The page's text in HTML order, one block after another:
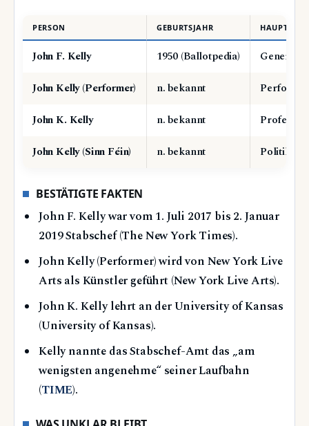
PERSON GEBURTSJAHR
John F. Kelly 1950 (Ballotpedia)
General,
John Kelly (Performer)
n. bekannt
John K. Kelly
n. bekannt
John Kelly (Sinn Féin)
n. bekannt Politiker
BESTÄTIGTE FAKTEN
John F. Kelly war vom 1. Juli 2017 bis 2. Januar
2019 Stabschef (The New York Times).
John Kelly (Performer) wird von New York Live
Arts als Künstler geführt (New York Live Arts).
John K. Kelly lehrt an der University of Kansas
(University of Kansas).
Kelly nannte das Stabschef-Amt das „am
wenigsten angenehme“ seiner Laufbahn
(TIME).